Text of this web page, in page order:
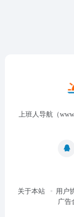
上班人导航（
关于本站 用户
广告